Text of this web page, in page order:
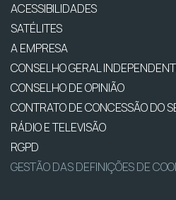
ACESSIBILIDADES
SATÉLITES
A EMPRESA
CONSELHO GERAL
CONSELHO DE OPINIÃO
CONTRATO DE CONCESSÃO DO
RÁDIO E TELEVISÃO
RGPD
GESTÃO DAS DEFINIÇÕES DE